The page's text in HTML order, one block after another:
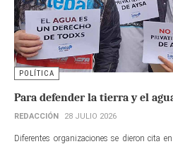
POLÍTICA
Para defender la tierra y el
REDACCIÓN 28 JULIO 2026
Diferentes organizaciones se dieron cita